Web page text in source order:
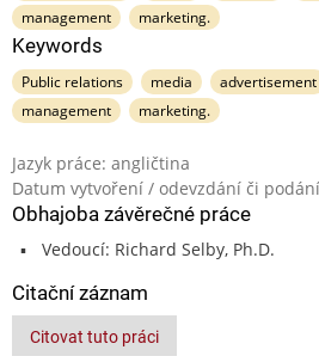
management
marketing.
Keywords
Public relations media advertisement
management
marketing.
Jazyk práce: angličtina
Datum vytvoření / odevzdání či
Obhajoba závěrečné práce
Vedoucí: Richard Selby, Ph.D.
Citační záznam
Citovat tuto práci